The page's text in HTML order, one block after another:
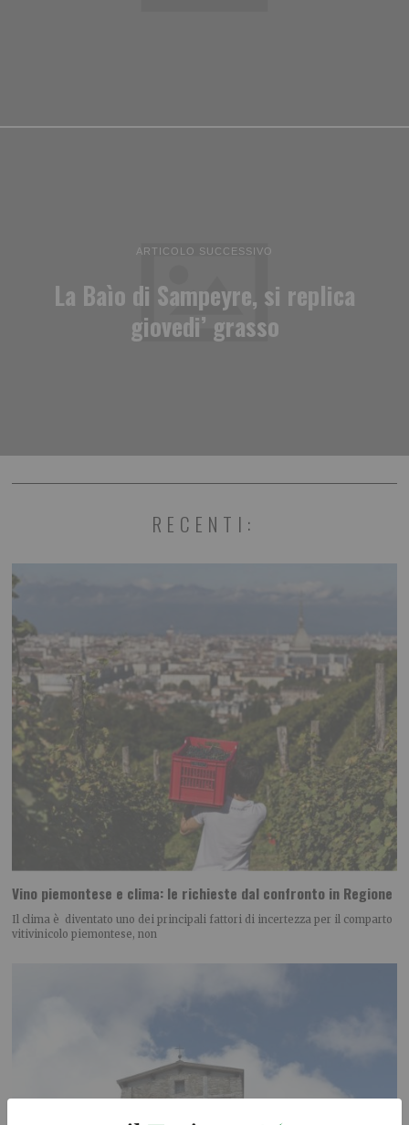
ARTICOLO SUCCESSIVO
La Baìo di Sampeyre, si replica
giovedi’ grasso
RECENTI:
Vino piemontese e clima: le richieste dal confronto in Regione
Il clima è diventato uno dei principali fattori di incertezza per il comparto
vitivinicolo piemontese, non